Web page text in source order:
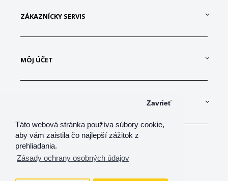
Táto webová stránka používa súbory cookie,
aby vám zaistila čo najlepší zážitok z
prehliadania.
Zásady ochrany osobných údajov
Zavrieť
ZÁKAZNÍCKY SERVIS
MÔJ ÚČET